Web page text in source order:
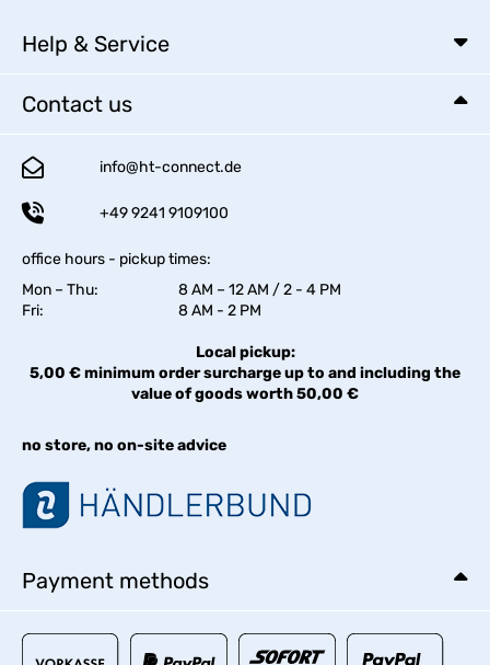
Help & Service
Contact us
info@ht-connect.de
+49 9241 9109100
office hours - pickup times:
Mon – Thu:
8 AM – 12 AM / 2 - 4 PM
Fri:
8 AM - 2 PM
Local pickup:
5,00 € minimum order surcharge up to and including the
value of goods worth 50,00 €
no store, no on-site advice
Payment methods